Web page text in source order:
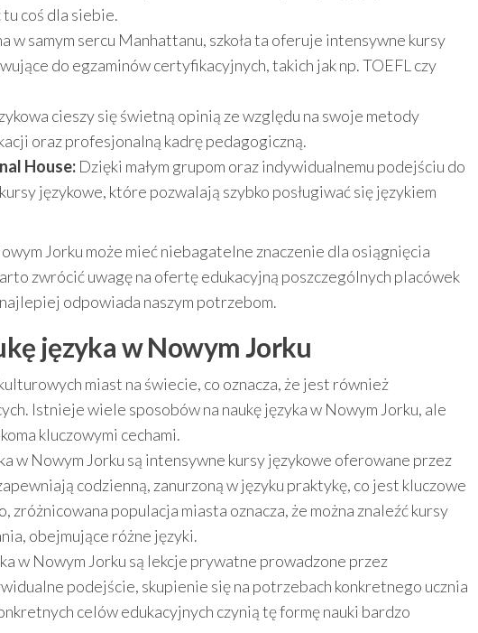
coś dla siebie.
w samym sercu Manhattanu, szkoła ta oferuje intensywne kursy
do egzaminów certyfikacyjnych, takich jak np. TOEFL czy
cieszy się świetną opinią ze względu na swoje metody
oraz profesjonalną kadrę pedagogiczną.
House: Dzięki małym grupom oraz indywidualnemu podejściu do
językowe, które pozwalają szybko posługiwać się językiem
Jorku może mieć niebagatelne znaczenie dla osiągnięcia
zwrócić uwagę na ofertę edukacyjną poszczególnych placówek
odpowiada naszym potrzebom.
języka w Nowym Jorku
miast na świecie, co oznacza, że jest również
Istnieje wiele sposobów na naukę języka w Nowym Jorku, ale
kluczowymi cechami.
w Nowym Jorku są intensywne kursy językowe oferowane przez
codzienną, zanurzoną w języku praktykę, co jest kluczowe
populacja miasta oznacza, że ​​można znaleźć kursy
obejmujące różne języki.
w Nowym Jorku są lekcje prywatne prowadzone przez
podejście, skupienie się na potrzebach konkretnego ucznia
celów edukacyjnych czynią tę formę nauki bardzo